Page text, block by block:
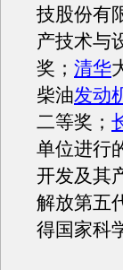
技股份有
产技术与
奖； 清华
柴油发动
二等奖；
单位进行
开发及其
解放第五
得国家科